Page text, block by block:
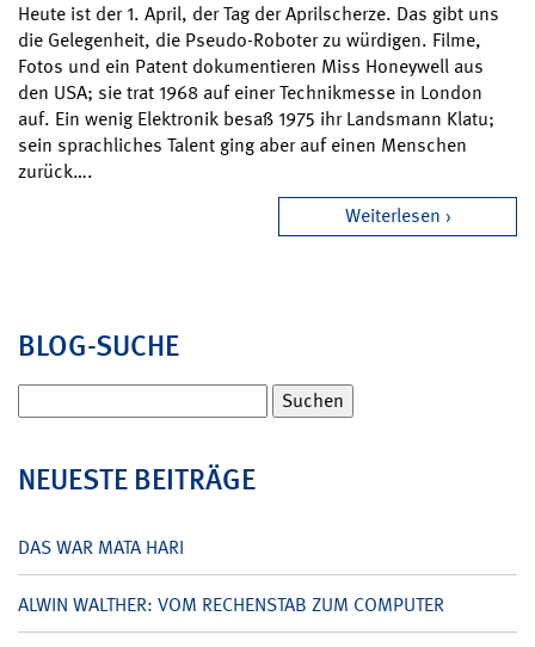
Heute ist der 1. April, der Tag der Aprilscherze. Das gibt uns
die Gelegenheit, die Pseudo-Roboter zu würdigen. Filme,
Fotos und ein Patent dokumentieren Miss Honeywell aus
den USA; sie trat 1968 auf einer Technikmesse in London
auf. Ein wenig Elektronik besaß 1975 ihr Landsmann Klatu;
sein sprachliches Talent ging aber auf einen Menschen
zurück….
Weiterlesen
BLOG-SUCHE
nach:
NEUESTE BEITRÄGE
DAS WAR MATA HARI
ALWIN WALTHER: VOM RECHENSTAB ZUM COMPUTER